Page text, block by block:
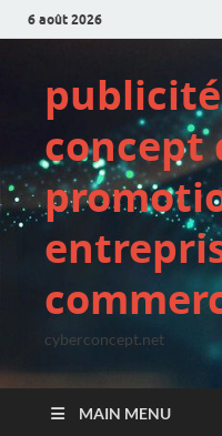
6 août 2026
concept
cyberconcept.net
MAIN MENU